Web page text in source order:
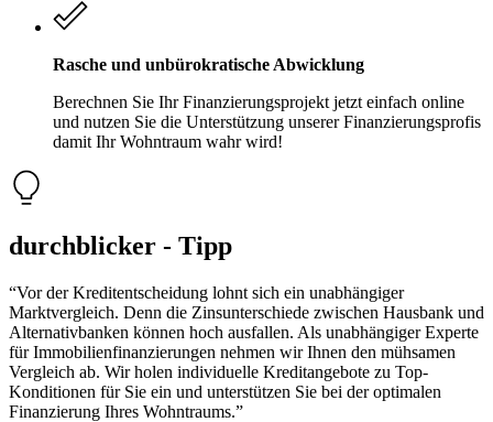
Rasche und unbürokratische Abwicklung
Berechnen Sie Ihr Finanzierungsprojekt jetzt einfach online
und nutzen Sie die Unterstützung unserer Finanzierungsprofis
damit Ihr Wohntraum wahr wird!
durchblicker - Tipp
“Vor der Kreditentscheidung lohnt sich ein unabhängiger
Marktvergleich. Denn die Zinsunterschiede zwischen Hausbank und
Alternativbanken können hoch ausfallen. Als unabhängiger Experte
für Immobilienfinanzierungen nehmen wir Ihnen den mühsamen
Vergleich ab. Wir holen individuelle Kreditangebote zu Top-
Konditionen für Sie ein und unterstützen Sie bei der optimalen
Finanzierung Ihres Wohntraums.”